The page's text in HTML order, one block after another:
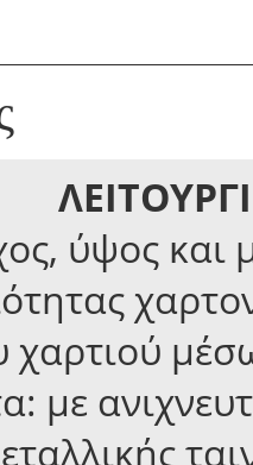
ύψος
χαρτιού
με